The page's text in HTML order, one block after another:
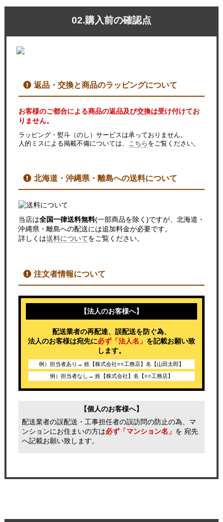
02.購入前の確認点
返品・交換と商品のラッピングについて
お客様のご都合による商品の返品及び交換は受け付けてお
りません。
ラッピング・熨斗（のし）サービスは承っておりません。
人的ミスによる掲載不備については、 こちら をご覧ください。
北海道・沖縄県・離島への送料について
当店は全国一律送料無料(一部商品を除く)ですが、北海道・
沖縄県・離島への配送には追加料金が必要です。
詳しくは送料についてをご覧ください。
注文者情報について
【法人のお客様へ】
配送業者の再配達、誤配送を防ぐ為、
法人のお客様は宛先に必ず「法人名」 を記載お願い致
します。
例）担当者あり→ 姓【株式会社○○工務店】名【山田太郎】
例）担当者なし→ 姓【株式会社】名【○○工務店】
【個人のお客様へ】
配送業者の誤配送・工事担任者の誤訪問の防止の為、マ
ンションにお住まいの方は必ず「マンション名」 を 宛先
へ記載お願い致します。